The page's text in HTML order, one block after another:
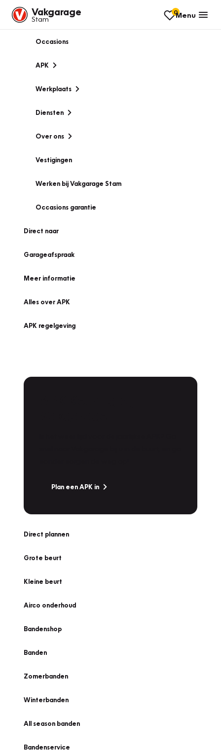
Vakgarage
Stam
0Menu
Occasions
APK
Werkplaats
Diensten
Over ons
Vestigingen
Werken bij Vakgarage Stam
Occasions garantie
Direct naar
Garageafspraak
Meer informatie
Alles over APK
APK regelgeving
Plan een APK in
Direct plannen
Grote beurt
Kleine beurt
Airco onderhoud
Bandenshop
Banden
Zomerbanden
Winterbanden
All season banden
Bandenservice